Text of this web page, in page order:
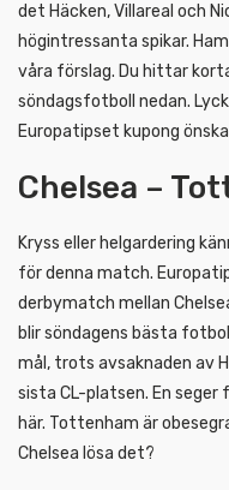
det Häcken, Villareal och
högintressanta spikar.
våra förslag. Du hittar
söndagsfotboll nedan.
Europatipset kupong
Chelsea –
Kryss eller helgardering
för denna match.
derbymatch mellan
blir söndagens bästa
mål, trots avsaknaden av
sista CL-platsen. En
här. Tottenham är
Chelsea lösa det?